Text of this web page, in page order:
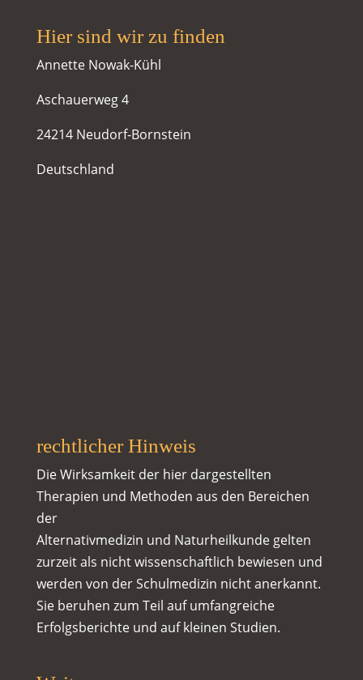
Hier sind wir zu finden
Annette Nowak-Kühl
Aschauerweg 4
24214 Neudorf-Bornstein
Deutschland
rechtlicher Hinweis
Die Wirksamkeit der hier dargestellten
Therapien und Methoden aus den Bereichen
der
Alternativmedizin und Naturheilkunde gelten
zurzeit als nicht wissenschaftlich bewiesen und
werden von der Schulmedizin nicht anerkannt.
Sie beruhen zum Teil auf umfangreiche
Erfolgsberichte und auf kleinen Studien.